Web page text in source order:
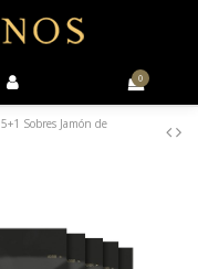
0
5+1 Sobres Jamón de